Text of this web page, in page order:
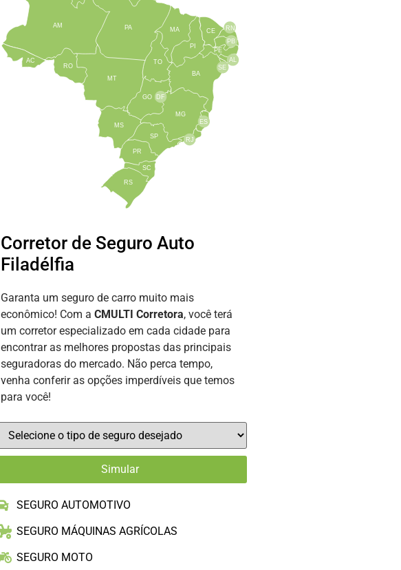
TO
BA
SE
PE
AL
RN
CE
PI
MA
PA
AM
AC
RO
MT
MS
GO
PR
SC
RS
SP
MG
RJ
ES
DF
PB
Corretor de Seguro Auto
Filadélfia
Garanta um seguro de carro muito mais
econômico! Com a CMULTI Corretora, você terá
um corretor especializado em cada cidade para
encontrar as melhores propostas das principais
seguradoras do mercado. Não perca tempo,
venha conferir as opções imperdíveis que temos
para você!
SEGURO AUTOMOTIVO
SEGURO MÁQUINAS AGRÍCOLAS
SEGURO MOTO